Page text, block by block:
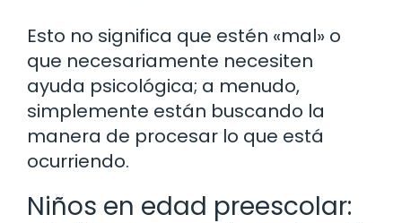
Esto no significa que estén «mal» o
que necesariamente necesiten
ayuda psicológica; a menudo,
simplemente están buscando la
manera de procesar lo que está
ocurriendo.
Niños en edad preescolar: